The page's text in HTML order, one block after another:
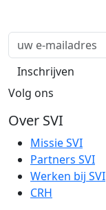
Volg ons
Over SVI
Missie SVI
Partners SVI
Werken bij SVI
CRH